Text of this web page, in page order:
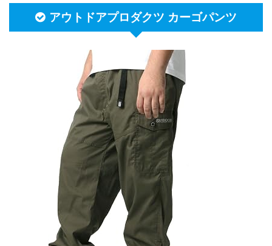
アウトドアプロダクツ カーゴパンツ